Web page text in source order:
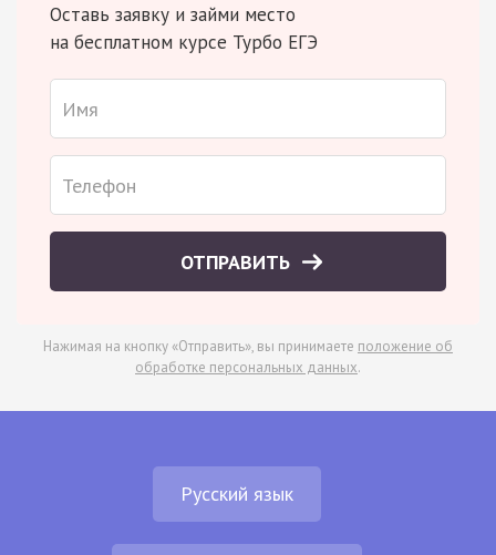
Оставь заявку и займи место
на бесплатном курсе Турбо ЕГЭ
ОТПРАВИТЬ
Нажимая на кнопку «Отправить», вы принимаете положение об
обработке персональных данных.
Русский язык